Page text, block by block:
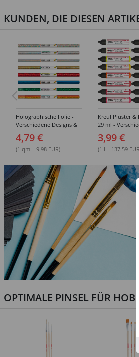
KUNDEN, DIE DIESEN
Holographische Folie -
Verschiedene Designs &
Ausführungen
4,79 €
(1 qm = 9.98 EUR)
Kreul Pluster &
29 ml -
Farbtöne
3,99 €
(1 l = 137.59
OPTIMALE PINSEL FÜR